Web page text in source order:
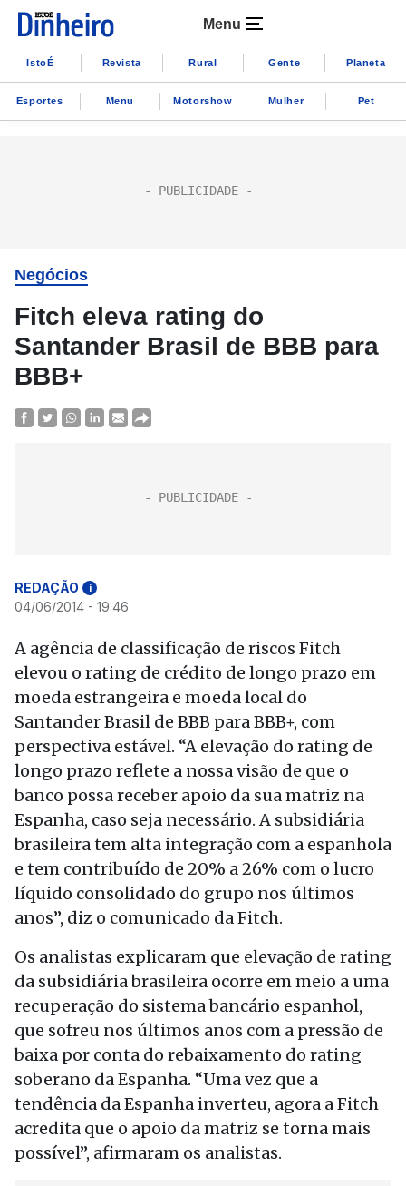
Menu
IstoÉ Revista Rural Gente Planeta
Esportes Menu Motorshow Mulher Pet
Negócios
Fitch eleva rating do
Santander Brasil de BBB para
BBB+
REDAÇÃO i
04/06/2014 - 19:46
A agência de classificação de riscos Fitch
elevou o rating de crédito de longo prazo em
moeda estrangeira e moeda local do
Santander Brasil de BBB para BBB+, com
perspectiva estável. “A elevação do rating de
longo prazo reflete a nossa visão de que o
banco possa receber apoio da sua matriz na
Espanha, caso seja necessário. A subsidiária
brasileira tem alta integração com a espanhola
e tem contribuído de 20% a 26% com o lucro
líquido consolidado do grupo nos últimos
anos”, diz o comunicado da Fitch.
Os analistas explicaram que elevação de rating
da subsidiária brasileira ocorre em meio a uma
recuperação do sistema bancário espanhol,
que sofreu nos últimos anos com a pressão de
baixa por conta do rebaixamento do rating
soberano da Espanha. “Uma vez que a
tendência da Espanha inverteu, agora a Fitch
acredita que o apoio da matriz se torna mais
possível”, afirmaram os analistas.